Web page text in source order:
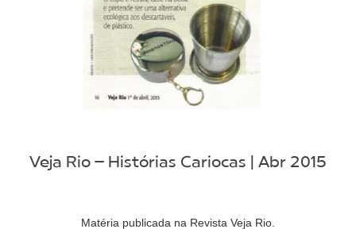
Veja Rio – Histórias Cariocas | Abr 2015
Matéria publicada na Revista Veja Rio.